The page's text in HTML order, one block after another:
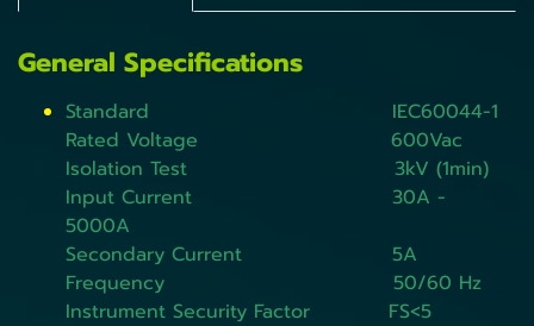
General Specifications
Standard IEC60044-1
Rated Voltage 600Vac
Isolation Test 3kV (1min)
Input Current 30A -
5000A
Secondary Current 5A
Frequency 50/60 Hz
Instrument Security Factor FS<5